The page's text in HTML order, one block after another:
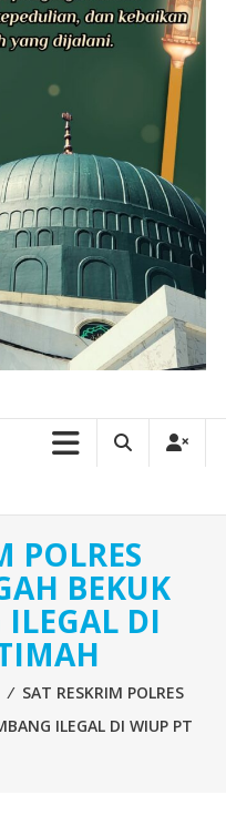
POLRES
BEKUK
DI
⁄ SAT RESKRIM POLRES
ILEGAL DI WIUP PT